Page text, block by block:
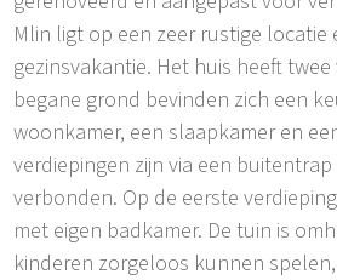
Mlin ligt op een zeer rustige locatie
gezinsvakantie. Het huis heeft
begane grond bevinden zich een
woonkamer, een slaapkamer en
verdiepingen zijn via een
verbonden. Op de eerste
met eigen badkamer. De tuin is
kinderen zorgeloos kunnen